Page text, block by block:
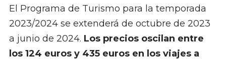
El Programa de Turismo para la temporada
2023/2024 se extenderá de octubre de 2023
a junio de 2024. Los precios oscilan entre
los 124 euros y 435 euros en los viajes a